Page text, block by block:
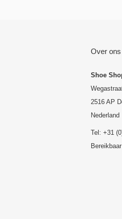
Over ons
Shoe
2516 AP
Nederland
Tel: +31